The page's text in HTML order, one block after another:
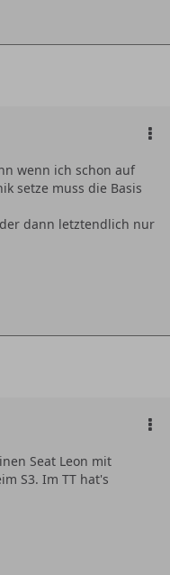
wenn ich schon auf
setze muss die Basis
dann letztendlich nur
Seat Leon mit
S3. Im TT hat's